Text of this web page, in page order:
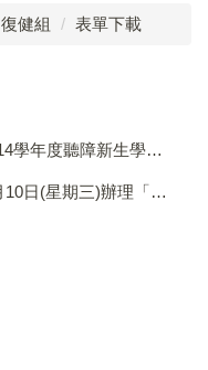
復健組 表單下載
所屬人員報名參加，並惠 予公（差）假登記，請查照。
名參加，並惠予參訓人員公(差)假登記及課務排代，請查照。